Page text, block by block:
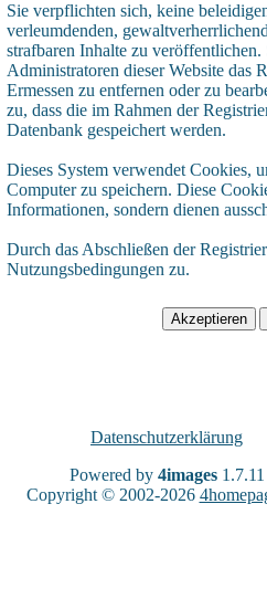
Sie verpflichten sich, keine
verleumdenden,
strafbaren Inhalte zu
Administratoren dieser Website das
Ermessen zu entfernen oder zu
zu, dass die im Rahmen der
Datenbank gespeichert werden.
Dieses System verwendet Cookies,
Computer zu speichern. Diese
Informationen, sondern dienen
Durch das Abschließen der
Nutzungsbedingungen zu.
Datenschutzerklärung
Powered by 4images1.7.11
Copyright © 2002-2026